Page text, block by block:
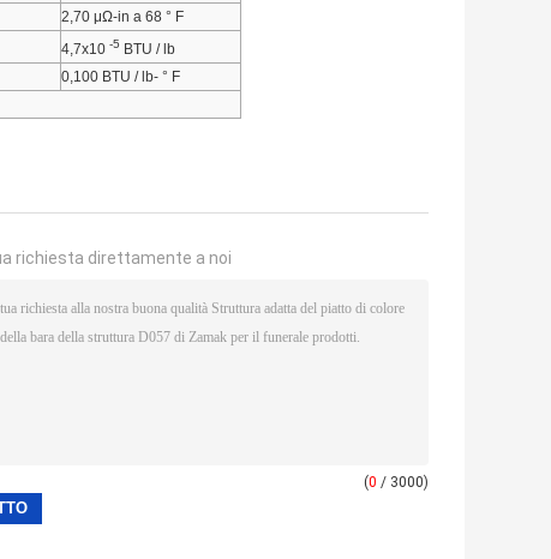
2,70 μΩ-in a 68 ° F
4,7x10 -5 BTU / lb
0,100 BTU / lb- ° F
richiesta direttamente a noi
(0 / 3000)